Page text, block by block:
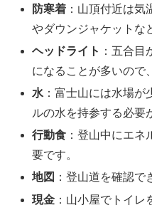
防寒着 ：山頂付近は気
やダウンジャケットな
ヘッドライト ：五合目
になることが多いので
水 ：富士山には水場が
ルの水を持参する必要
行動食 ：登山中にエ
要です。
地図 ：登山道を確認で
現金 ：山小屋でトイ